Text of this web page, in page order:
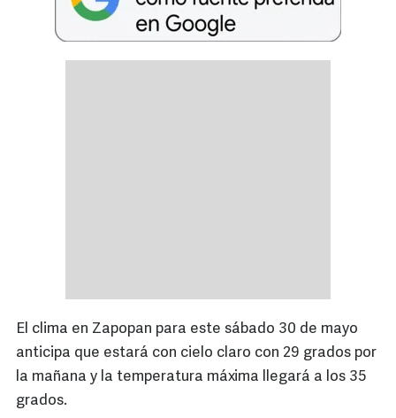
El clima en Zapopan para este sábado 30 de mayo
anticipa que estará con cielo claro con 29 grados por
la mañana y la temperatura máxima llegará a los 35
grados.